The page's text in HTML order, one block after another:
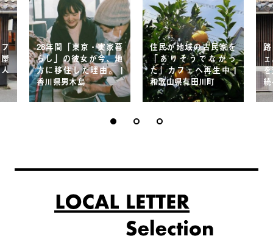
28年間「東京・実家暮
らし」の彼女が今、地
方に移住した理由。 |
香川県男木島
住民が地域の古民家を
「ありそうでなかっ
た」カフェへ再生中 |
和歌山県有田川町